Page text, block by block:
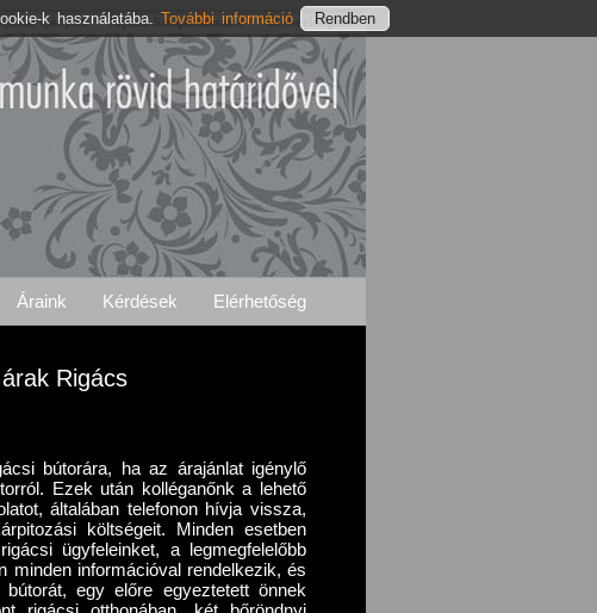
Igénylés Rigácsi Szolgáltatásaink Elérhetőségeink
Áraink Kérdések Elérhetőség
Rigács
bútorára, ha az árajánlat igénylő
Ezek után kolléganőnk a lehető
általában telefonon hívja vissza,
költségeit. Minden esetben
ügyfeleinket, a legmegfelelőbb
minden információval rendelkezik, és
egy előre egyeztetett önnek
k használatába. További információ